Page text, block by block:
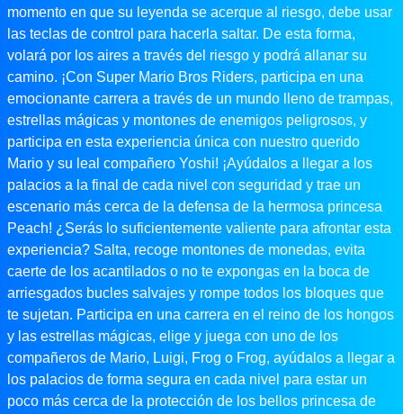
momento en que su leyenda se acerque al riesgo, debe usar
las teclas de control para hacerla saltar. De esta forma,
volará por los aires a través del riesgo y podrá allanar su
camino. ¡Con Super Mario Bros Riders, participa en una
emocionante carrera a través de un mundo lleno de trampas,
estrellas mágicas y montones de enemigos peligrosos, y
participa en esta experiencia única con nuestro querido
Mario y su leal compañero Yoshi! ¡Ayúdalos a llegar a los
palacios a la final de cada nivel con seguridad y trae un
escenario más cerca de la defensa de la hermosa princesa
Peach! ¿Serás lo suficientemente valiente para afrontar esta
experiencia? Salta, recoge montones de monedas, evita
caerte de los acantilados o no te expongas en la boca de
arriesgados bucles salvajes y rompe todos los bloques que
te sujetan. Participa en una carrera en el reino de los hongos
y las estrellas mágicas, elige y juega con uno de los
compañeros de Mario, Luigi, Frog o Frog, ayúdalos a llegar a
los palacios de forma segura en cada nivel para estar un
poco más cerca de la protección de los bellos princesa de